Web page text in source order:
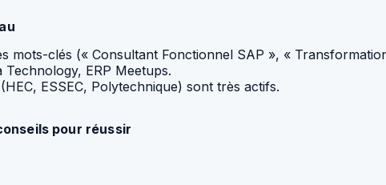
mots-clés (« Consultant Fonctionnel SAP », «
Technology, ERP Meetups.
ESSEC, Polytechnique) sont très actifs.
pour réussir